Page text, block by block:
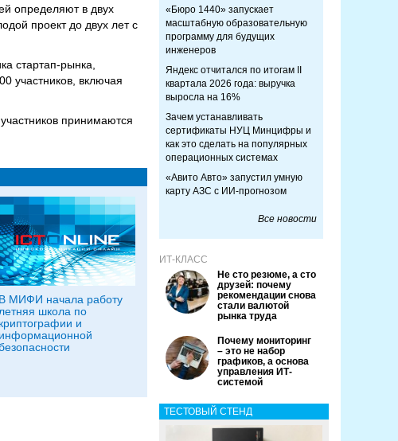
определяют в двух
проект до двух лет с
стартап-рынка,
участников, включая
принимаются
В МИФИ начала работу
летняя школа по
криптографии и
информационной
«Бюро 1440» запускает
масштабную образовательную
программу для будущих
инженеров
Яндекс отчитался по итогам II
квартала 2026 года: выручка
выросла на 16%
Зачем устанавливать
сертификаты НУЦ Минцифры и
как это сделать на популярных
операционных системах
«Авито Авто» запустил умную
карту АЗС с ИИ-прогнозом
Все новости
ИТ-КЛАСС
Не сто резюме, а сто
друзей: почему
рекомендации снова
стали валютой
рынка труда
Почему мониторинг
– это не набор
графиков, а основа
управления ИТ-
системой
ТЕСТОВЫЙ СТЕНД